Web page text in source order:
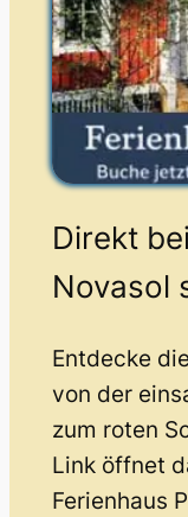
Direkt
Novasol
Entdecke
von der
zum roten
Link öffnet
Ferienhaus